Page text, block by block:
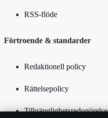
RSS-flöde
Förtroende & standarder
Redaktionell policy
Rättelsepolicy
Tillgänglighetsredogörelse